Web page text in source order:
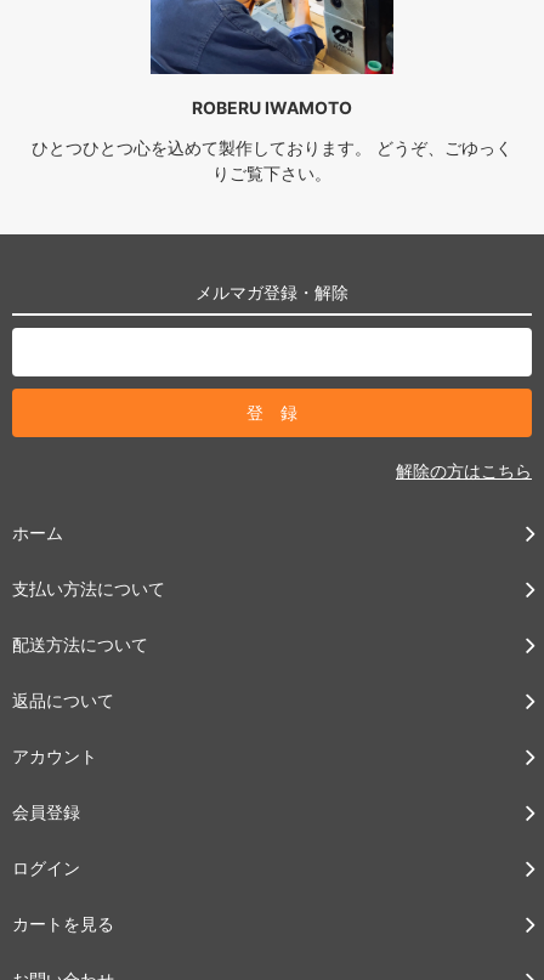
ROBERU IWAMOTO
ひとつひとつ心を込めて製作しております。 どうぞ、ごゆっく
りご覧下さい。
メルマガ登録・解除
解除の方はこちら
ホーム
支払い方法について
配送方法について
返品について
アカウント
会員登録
ログイン
カートを見る